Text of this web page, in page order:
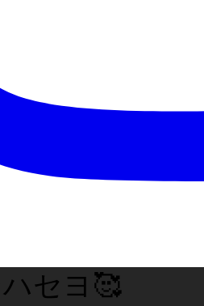
セヨ🥰